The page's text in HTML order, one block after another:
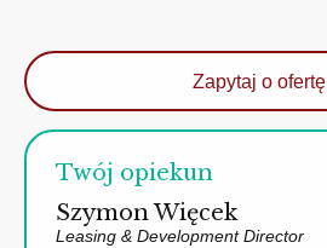
Zapytaj o ofertę
Twój opiekun
Szymon Więcek
Leasing & Development Director